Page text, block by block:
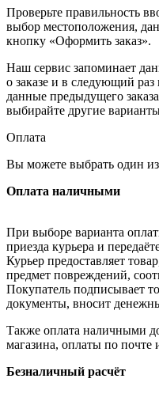
Проверьте правильность
выбор местоположения,
кнопку «Оформить заказ».
Наш сервис запоминает
о заказе и в следующий
данные предыдущего
выбирайте другие
Оплата
Вы можете выбрать один
Оплата наличными
При выборе варианта
приезда курьера и
Курьер предоставляет
предмет повреждений,
Покупатель подписывает
документы, вносит
Также оплата наличными
магазина, оплаты по почте
Безналичный расчёт